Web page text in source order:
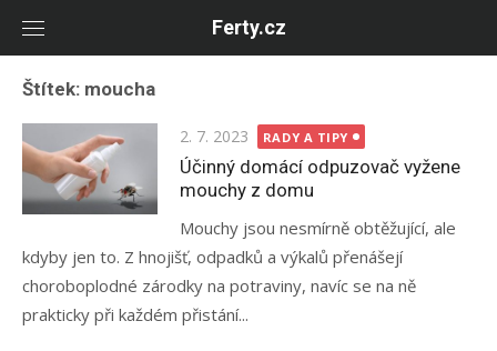
Ferty.cz
Štítek: moucha
Posted
on
2. 7. 2023 RADY A TIPY
Účinný domácí odpuzovač vyžene
mouchy z domu
Mouchy jsou nesmírně obtěžující, ale
kdyby jen to. Z hnojišť, odpadků a výkalů přenášejí
choroboplodné zárodky na potraviny, navíc se na ně
prakticky při každém přistání...